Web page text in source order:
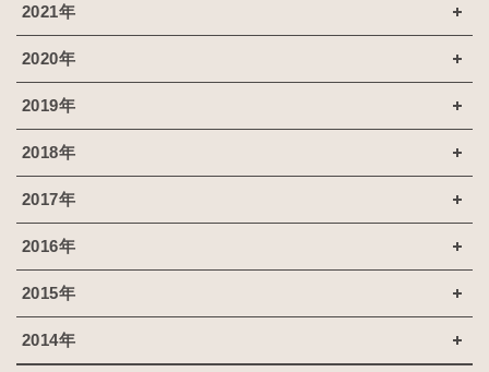
2021年
2020年
2019年
2018年
2017年
2016年
2015年
2014年